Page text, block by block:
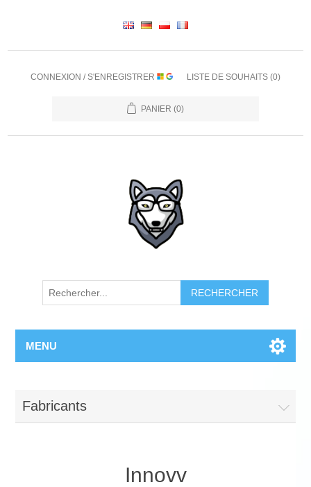
CONNEXION / S'ENREGISTRER LISTE DE SOUHAITS (0)
PANIER (0)
RECHERCHER
MENU
Fabricants
Innovv